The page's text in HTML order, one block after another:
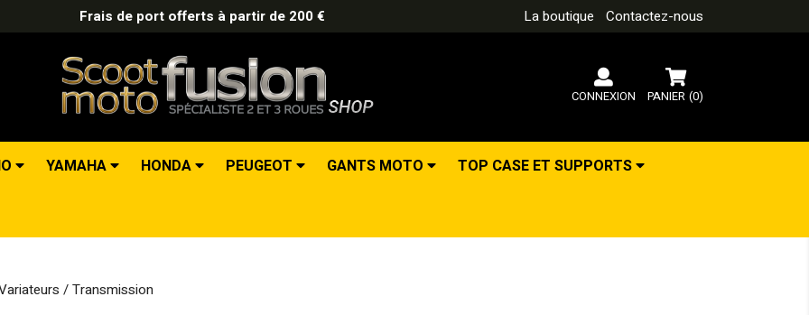
Frais de port offerts à partir de 200 € La boutique Contactez-nous
PANIER (0)
CONNEXION
YAMAHA HONDA PEUGEOT GANTS MOTO TOP CASE ET SUPPORTS
/ Transmission